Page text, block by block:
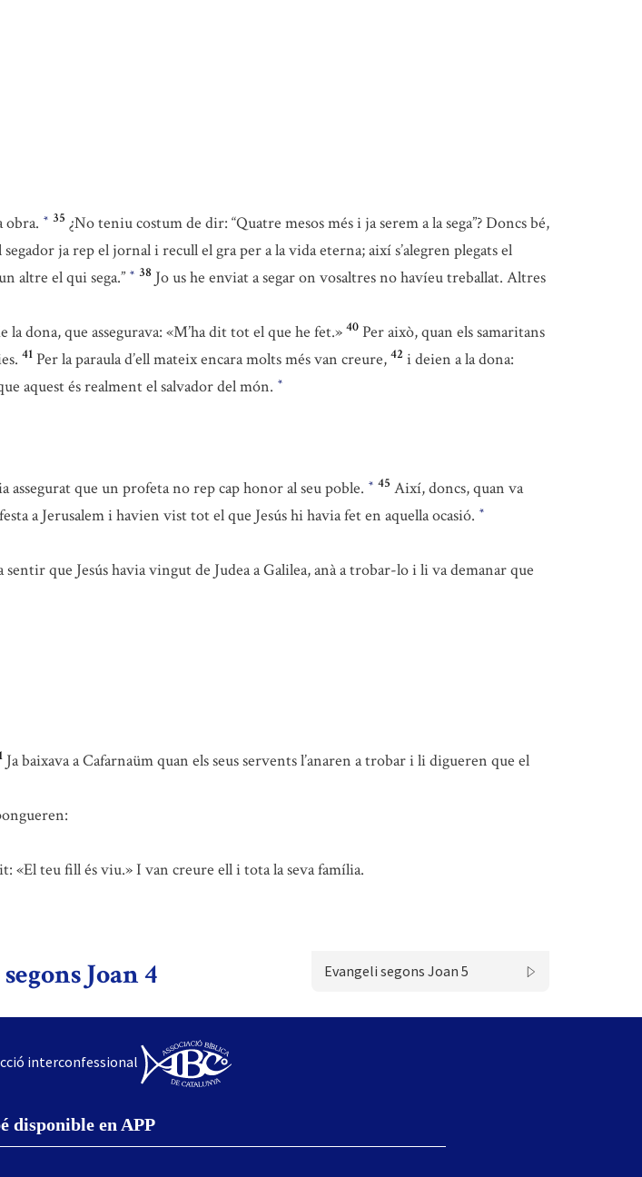
obra. * 35 ¿No teniu costum de dir: “Quatre mesos més i ja serem a la sega”? Doncs bé,
segador ja rep el jornal i recull el gra per a la vida eterna; així s’alegren plegats el
altre el qui sega.” * 38 Jo us he enviat a segar on vosaltres no havíeu treballat. Altres
la dona, que assegurava: «M’ha dit tot el que he fet.» 40 Per això, quan els samaritans
41 Per la paraula d’ell mateix encara molts més van creure, 42 i deien a la dona:
aquest és realment el salvador del món. *
assegurat que un profeta no rep cap honor al seu poble. * 45 Així, doncs, quan va
a Jerusalem i havien vist tot el que Jesús hi havia fet en aquella ocasió. *
sentir que Jesús havia vingut de Judea a Galilea, anà a trobar-lo i li va demanar que
Ja baixava a Cafarnaüm quan els seus servents l’anaren a trobar i li digueren que el
«El teu fill és viu.» I van creure ell i tota la seva família.
Joan 4 Evangeli segons Joan 5
interconfessional
disponible en APP